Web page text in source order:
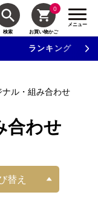
検索
0
お買い物かご
メニュー
ランキング
ポンを進呈！
ナル・組み合わせ
合わせ
替え